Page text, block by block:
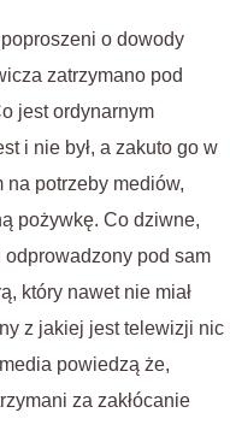
o dowody
zatrzymano pod
jest ordynarnym
i nie był, a zakuto go w
potrzeby mediów,
pożywkę. Co dziwne,
odprowadzony pod sam
który nawet nie miał
z jakiej jest telewizji nic
powiedzą że,
za zakłócanie